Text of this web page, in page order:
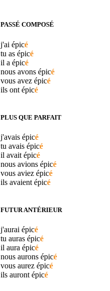
PASSÉ COMPOSÉ
j'ai épicé
tu as épicé
il a épicé
nous avons épicé
vous avez épicé
ils ont épicé
PLUS QUE PARFAIT
j'avais épicé
tu avais épicé
il avait épicé
nous avions épicé
vous aviez épicé
ils avaient épicé
FUTUR ANTÉRIEUR
j'aurai épicé
tu auras épicé
il aura épicé
nous aurons épicé
vous aurez épicé
ils auront épicé